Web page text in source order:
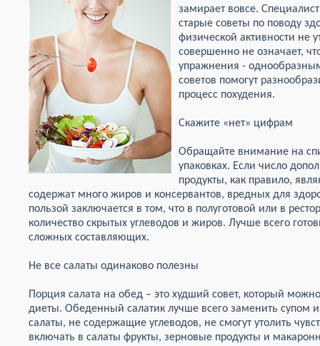
замирает вовсе.
старые советы по поводу
физической активности не
совершенно не означает,
упражнения -
советов помогут
процесс похудения.
Скажите «нет» цифрам
Обращайте внимание на
упаковках. Если число
продукты, как правило,
содержат много жиров и консервантов, вредных для
пользой заключается в том, что в полуготовой или в
количество скрытых углеводов и жиров. Лучше всего
сложных составляющих.
Не все салаты одинаково полезны
Порция салата на обед – это худший совет, который
диеты. Обеденный салатик лучше всего заменить супом
салаты, не содержащие углеводов, не смогут утолить
включать в салаты фрукты, зерновые продукты и